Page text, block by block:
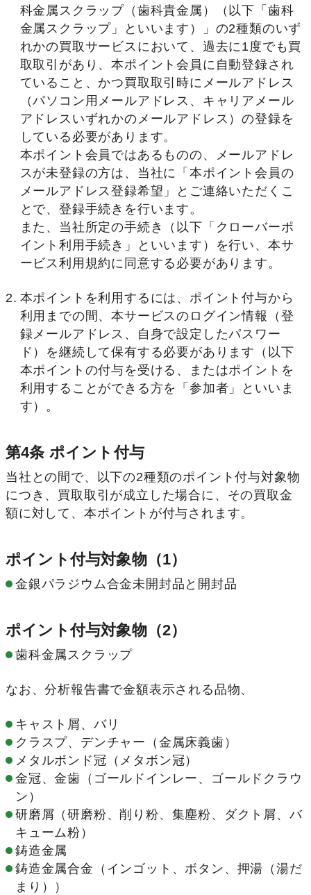
科金属スクラップ（歯科貴金属）（以下「歯科
金属スクラップ」といいます）」の2種類のいず
れかの買取サービスにおいて、過去に1度でも買
取取引があり、本ポイント会員に自動登録され
ていること、かつ買取取引時にメールアドレス
（パソコン用メールアドレス、キャリアメール
アドレスいずれかのメールアドレス）の登録を
している必要があります。
本ポイント会員ではあるものの、メールアドレ
スが未登録の方は、当社に「本ポイント会員の
メールアドレス登録希望」とご連絡いただくこ
とで、登録手続きを行います。
また、当社所定の手続き（以下「クローバーポ
イント利用手続き」といいます）を行い、本サ
ービス利用規約に同意する必要があります。
本ポイントを利用するには、ポイント付与から
利用までの間、本サービスのログイン情報（登
録メールアドレス、自身で設定したパスワー
ド）を継続して保有する必要があります（以下
本ポイントの付与を受ける、またはポイントを
利用することができる方を「参加者」といいま
す）。
第4条 ポイント付与
当社との間で、以下の2種類のポイント付与対象物
につき、買取取引が成立した場合に、その買取金
額に対して、本ポイントが付与されます。
ポイント付与対象物（1）
金銀パラジウム合金未開封品と開封品
ポイント付与対象物（2）
歯科金属スクラップ
なお、分析報告書で金額表示される品物、
キャスト屑、バリ
クラスプ、デンチャー（金属床義歯）
メタルボンド冠（メタボン冠）
金冠、金歯（ゴールドインレー、ゴールドクラウ
ン）
研磨屑（研磨粉、削り粉、集塵粉、ダクト屑、バ
キューム粉）
鋳造金属
鋳造金属合金（インゴット、ボタン、押湯（湯だ
まり））